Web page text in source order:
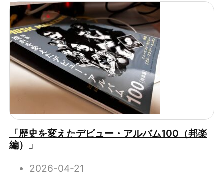
「歴史を変えたデビュー・アルバム100（邦楽
編）」
2026-04-21